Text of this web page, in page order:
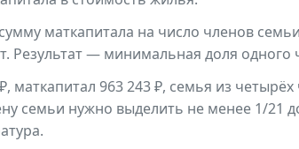
маткапитала на число членов
Результат — минимальная доля одного
маткапитал 963 243 ₽, семья из
семьи нужно выделить не менее 1/